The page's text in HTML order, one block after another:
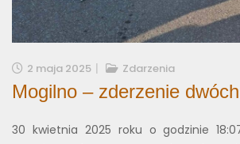
2 maja 2025 Zdarzenia
Mogilno – zderzenie
30 kwietnia 2025 roku o godzinie